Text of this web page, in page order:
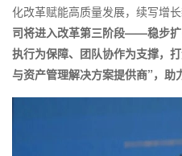
化改革赋能高质量发展，续写增长
司将进入改革第三阶段——稳步扩
执行为保障、团队协作为支撑，
与资产管理解决方案提供商”， 助